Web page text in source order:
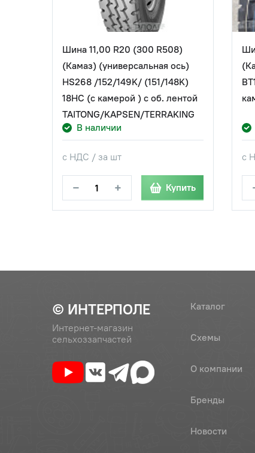
Шина 11,00 R20 (300 R508)
(Камаз) (универсальная ось)
HS268 /152/149K/ (151/148K)
18НС (с камерой ) с об. лентой
TAITONG/KAPSEN/TERRAKING
В наличии
с НДС / за шт
− + Купить
с
© ИНТЕРПОЛЕ
Интернет-магазин
сельхоззапчастей
Каталог
Схемы
О компании
Бренды
Новости